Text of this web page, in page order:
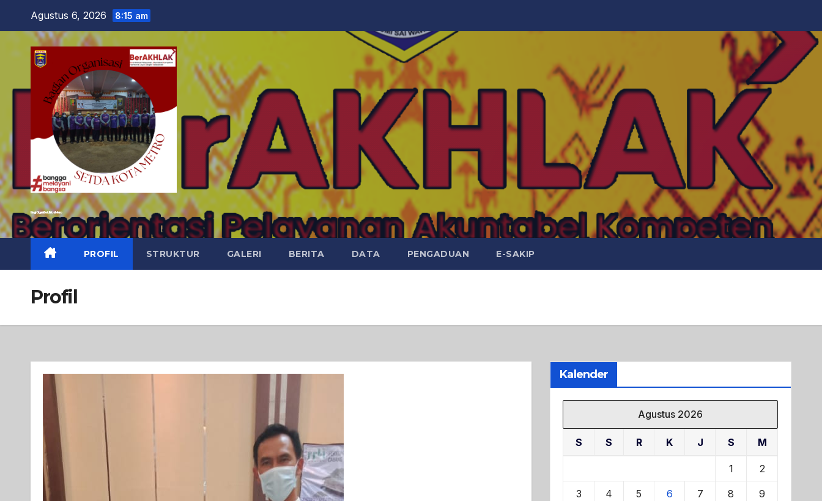
Agustus 6, 2026 8:15 am
Bagian Organisasi Setda Kota Metro
PROFIL STRUKTUR GALERI BERITA DATA PENGADUAN E-SAKIP
Profil
Kalender
Agustus 2026
S S R K J S M
1 2
3 4 5 6 7 8 9